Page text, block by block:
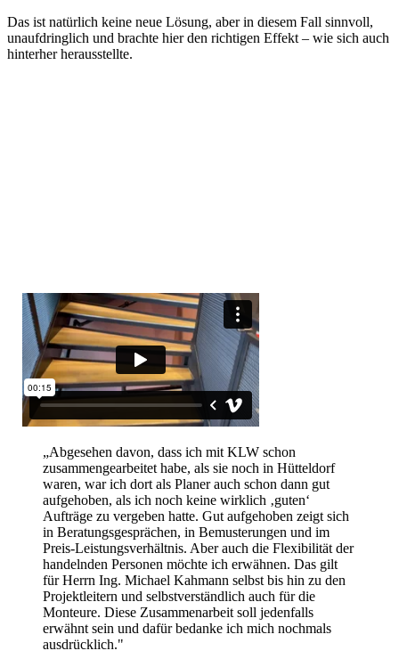
Das ist natürlich keine neue Lösung, aber in diesem Fall sinnvoll,
unaufdringlich und brachte hier den richtigen Effekt – wie sich auch
hinterher herausstellte.
„Abgesehen davon, dass ich mit KLW schon
zusammengearbeitet habe, als sie noch in Hütteldorf
waren, war ich dort als Planer auch schon dann gut
aufgehoben, als ich noch keine wirklich ‚guten‘
Aufträge zu vergeben hatte. Gut aufgehoben zeigt sich
in Beratungsgesprächen, in Bemusterungen und im
Preis-Leistungsverhältnis. Aber auch die Flexibilität der
handelnden Personen möchte ich erwähnen. Das gilt
für Herrn Ing. Michael Kahmann selbst bis hin zu den
Projektleitern und selbstverständlich auch für die
Monteure. Diese Zusammenarbeit soll jedenfalls
erwähnt sein und dafür bedanke ich mich nochmals
ausdrücklich."